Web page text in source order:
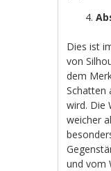
Dies ist
von
dem
Schatten
wird. Die
weicher
und vom